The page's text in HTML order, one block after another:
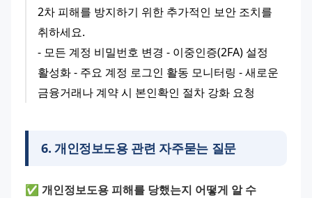
2차 피해를 방지하기 위한 추가적인 보안 조치를
취하세요.
- 모든 계정 비밀번호 변경 - 이중인증(2FA) 설정
활성화 - 주요 계정 로그인 활동 모니터링 - 새로운
금융거래나 계약 시 본인확인 절차 강화 요청
6. 개인정보도용 관련 자주묻는 질문
✅ 개인정보도용 피해를 당했는지 어떻게 알 수